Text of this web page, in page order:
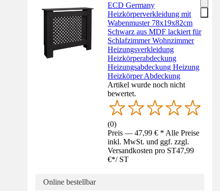
ECD Germany
Heizkörperverkleidung mit
Wabenmuster 78x19x82cm
Schwarz aus MDF lackiert für
Schlafzimmer Wohnzimmer
Heizungsverkleidung
Heizkörperabdeckung
Heizungsabdeckung Heizung
Heizkörper Abdeckung
Artikel wurde noch nicht
bewertet.
(0)
Preis — 47,99 € * Alle Preise
inkl. MwSt. und ggf. zzgl.
Versandkosten pro ST47,99
€*/ ST
Online bestellbar